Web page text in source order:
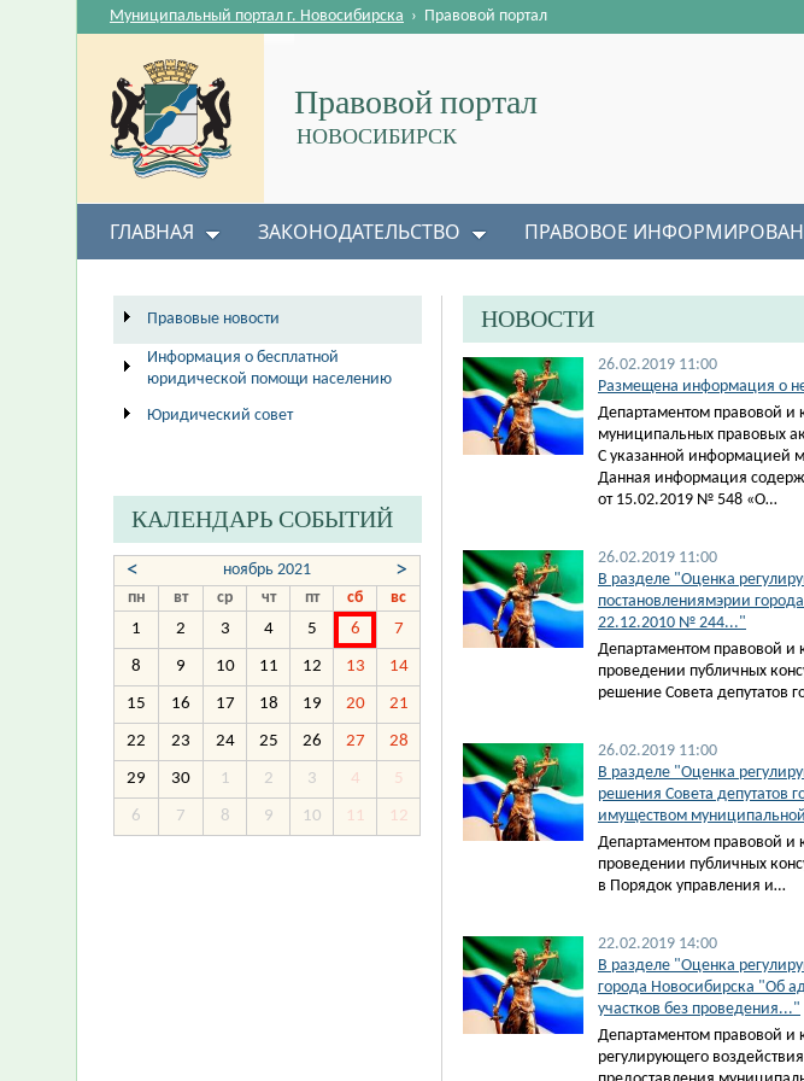
Правовой портал
НОВОСИБИРСК
Муниципальный портал г. Новосибирска › Правовой портал
ГЛАВНАЯ ЗАКОНОДАТЕЛЬСТВО ПРАВОВОЕ
НОВОСТИ
26.02.2019 11:00
Размещена информация о
Департаментом правовой и
муниципальных правовых
С указанной информацией
Данная информация
от 15.02.2019 № 548 «О…
26.02.2019 11:00
В разделе "Оценка
постановлениямэрии
22.12.2010 № 244..."
Департаментом правовой
проведении публичных
решение Совета депутатов
26.02.2019 11:00
В разделе "Оценка
решения Совета депутатов
имуществом
Департаментом правовой
проведении публичных
в Порядок управления и…
22.02.2019 14:00
В разделе "Оценка
города Новосибирска "Об
участков без проведения..."
Департаментом правовой и
регулирующего
Правовые новости
Информация о бесплатной
юридической помощи населению
Юридический совет
КАЛЕНДАРЬ СОБЫТИЙ
< ноябрь 2021 >
пн вт ср чт пт сб
вс
1
2 3 4 5 6 7
8 9 10 11 12 13 14
15 16 17 18 19 20 21
22 23 24 25 26 27 28
29 30 1 2 3 4 5
6 7 8 9 10 11 12